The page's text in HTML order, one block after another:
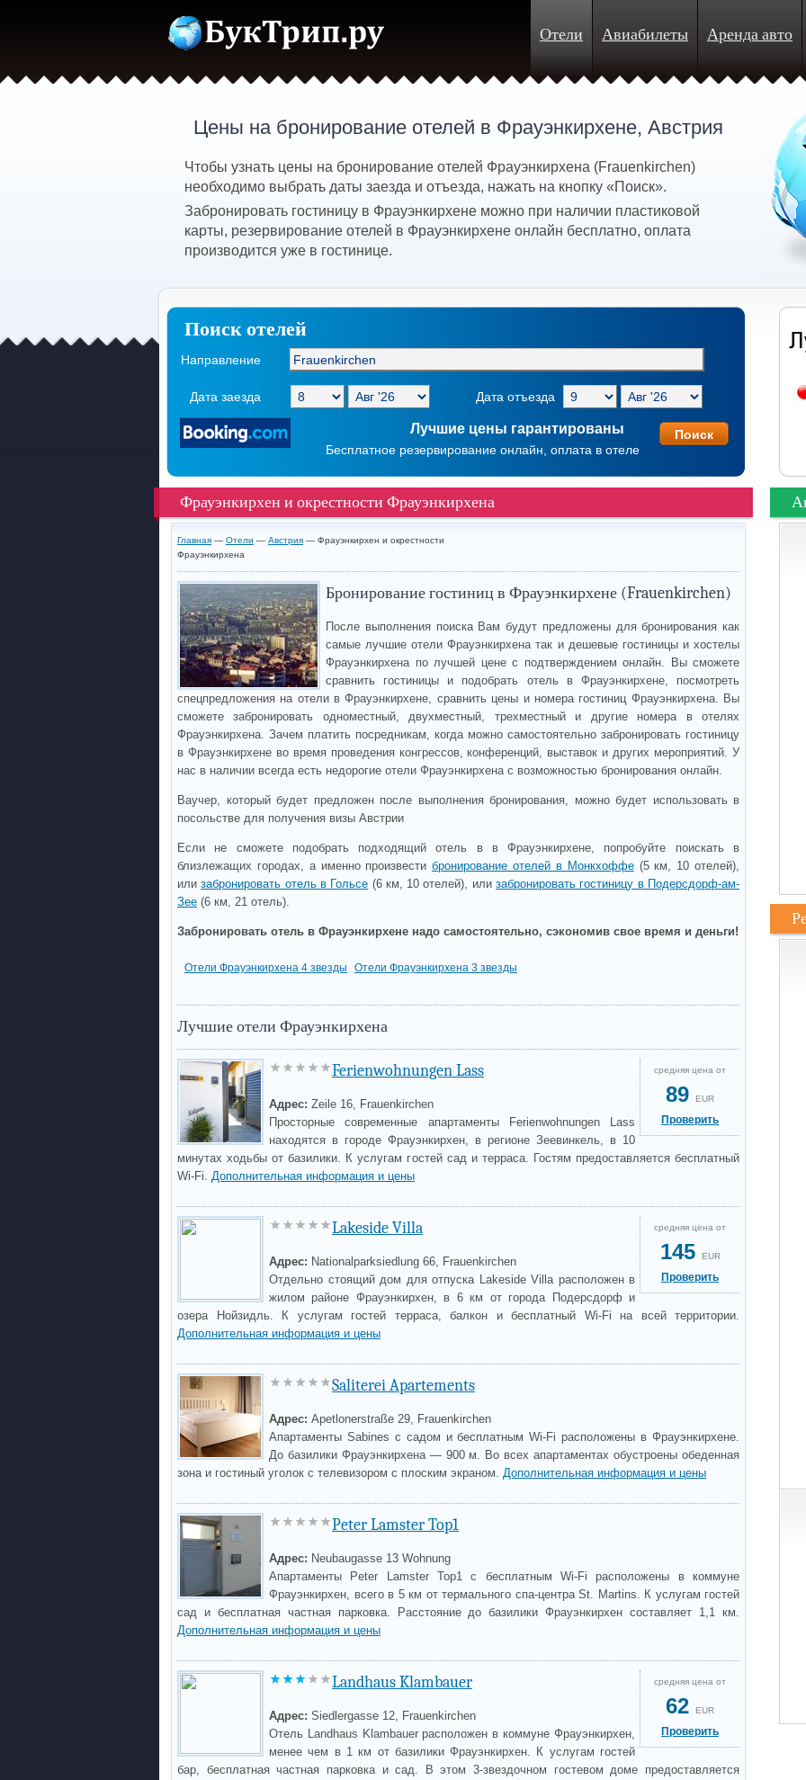
Отели Авиабилеты Аренда авто
Цены на бронирование отелей в Фрауэнкирхене, Австрия
Чтобы узнать цены на бронирование отелей Фрауэнкирхена (Frauenkirchen)
необходимо выбрать даты заезда и отъезда, нажать на кнопку «Поиск».
Забронировать гостиницу в Фрауэнкирхене можно при наличии пластиковой
карты, резервирование отелей в Фрауэнкирхене онлайн бесплатно, оплата
производится уже в гостинице.
Поиск отелей
Направление
Дата заезда Дата отъезда
Лучшие цены гарантированы
Бесплатное резервирование онлайн, оплата в отеле
Фрауэнкирхен и окрестности Фрауэнкирхена
Главная — Отели — Австрия — Фрауэнкирхен и окрестности
Фрауэнкирхена
Бронирование гостиниц в Фрауэнкирхене (Frauenkirchen)
После выполнения поиска Вам будут предложены для бронирования как
самые лучшие отели Фрауэнкирхена так и дешевые гостиницы и хостелы
Фрауэнкирхена по лучшей цене с подтверждением онлайн. Вы сможете
сравнить гостиницы и подобрать отель в Фрауэнкирхене, посмотреть
спецпредложения на отели в Фрауэнкирхене, сравнить цены и номера гостиниц Фрауэнкирхена. Вы
сможете забронировать одноместный, двухместный, трехместный и другие номера в отелях
Фрауэнкирхена. Зачем платить посредникам, когда можно самостоятельно забронировать гостиницу
в Фрауэнкирхене во время проведения конгрессов, конференций, выставок и других мероприятий. У
нас в наличии всегда есть недорогие отели Фрауэнкирхена с возможностью бронирования онлайн.
Ваучер, который будет предложен после выполнения бронирования, можно будет использовать в
посольстве для получения визы Австрии
Если не сможете подобрать подходящий отель в в Фрауэнкирхене, попробуйте поискать в
близлежащих городах, а именно произвестибронирование отелей в Монкхоффе(5 км, 10 отелей),
илизабронировать отель в Гольсе (6 км, 10 отелей), илизабронировать гостиницу в Подерсдорф-ам-
Зее (6 км, 21 отель).
Забронировать отель в Фрауэнкирхене надо самостоятельно, сэкономив свое время и деньги!
Отели Фрауэнкирхена 4 звезды Отели Фрауэнкирхена 3 звезды
Лучшие отели Фрауэнкирхена
средняя цена от
89 EUR
Проверить
Ferienwohnungen Lass
Адрес: Zeile 16, Frauenkirchen
Просторные современные апартаменты Ferienwohnungen Lass
находятся в городе Фрауэнкирхен, в регионе Зеевинкель, в 10
минутах ходьбы от базилики. К услугам гостей сад и терраса. Гостям предоставляется бесплатный
Wi-Fi. Дополнительная информация и цены
средняя цена от
145 EUR
Проверить
Lakeside Villa
Адрес: Nationalparksiedlung 66, Frauenkirchen
Отдельно стоящий дом для отпуска Lakeside Villa расположен в
жилом районе Фрауэнкирхен, в 6 км от города Подерсдорф и
озера Нойзидль. К услугам гостей терраса, балкон и бесплатный Wi-Fi на всей территории.
Дополнительная информация и цены
Saliterei Apartements
Адрес: Apetlonerstraße 29, Frauenkirchen
Апартаменты Sabines с садом и бесплатным Wi-Fi расположены в Фрауэнкирхене.
До базилики Фрауэнкирхена — 900 м. Во всех апартаментах обустроены обеденная
зона и гостиный уголок с телевизором с плоским экраном. Дополнительная информация и цены
Peter Lamster Top1
Адрес: Neubaugasse 13 Wohnung
Апартаменты Peter Lamster Top1 с бесплатным Wi-Fi расположены в коммуне
Фрауэнкирхен, всего в 5 км от термального спа-центра St. Martins. К услугам гостей
сад и бесплатная частная парковка. Расстояние до базилики Фрауэнкирхен составляет 1,1 км.
Дополнительная информация и цены
средняя цена от
62 EUR
Проверить
Landhaus Klambauer
Адрес: Siedlergasse 12, Frauenkirchen
Отель Landhaus Klambauer расположен в коммуне Фрауэнкирхен,
менее чем в 1 км от базилики Фрауэнкирхен. К услугам гостей
бар, бесплатная частная парковка и сад. В этом 3-звездочном гостевом доме предоставляется